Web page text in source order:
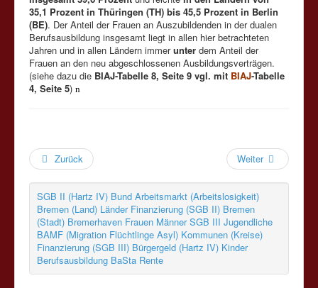
35,1 Prozent in Thüringen (TH) bis 45,5 Prozent in Berlin
(BE). Der Anteil der Frauen an Auszubildenden in der dualen
Berufsausbildung insgesamt liegt in allen hier betrachteten
Jahren und in allen Ländern immerunter dem Anteil der
Frauen an den neu abgeschlossenen Ausbildungsverträgen.
(siehe dazu die BIAJ-Tabelle 8, Seite 9 vgl. mit BIAJ-Tabelle
4, Seite 5) n
Zurück Weiter
SGB II (Hartz IV) Bund Arbeitsmarkt (Arbeitslosigkeit)
Bremen (Land) Länder Finanzierung (SGB II) Bremen
(Stadt) Bremerhaven Frauen Männer SGB III Jugendliche
BAMF (Migration Flüchtlinge Asyl) Kommunen (Kreise)
Finanzierung (SGB III) Bürgergeld (Hartz IV) Kinder
Berufsausbildung BaSta Rente